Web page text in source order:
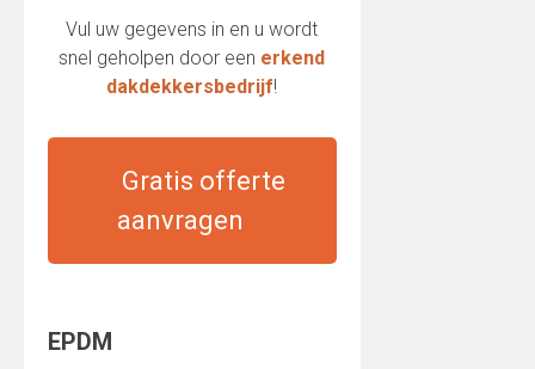
Vul uw gegevens in en u wordt
snel geholpen door een erkend
dakdekkersbedrijf!
Gratis offerte
aanvragen
EPDM